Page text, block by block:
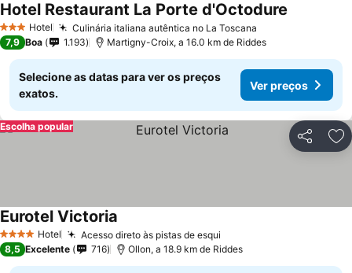
3 EstrelasHotel Culinária italiana autêntica no La Toscana
Hotel Restaurant La Porte d'Octodure
7,9 Boa 1.193 Martigny-Croix, a 16.0 km de Riddes
Selecione as datas para ver os preços
exatos.
Ver preços
Partilhar
Escolha popular
4 EstrelasHotel Acesso direto às pistas de esqui
Eurotel Victoria
8,5 Excelente 716 Ollon, a 18.9 km de Riddes